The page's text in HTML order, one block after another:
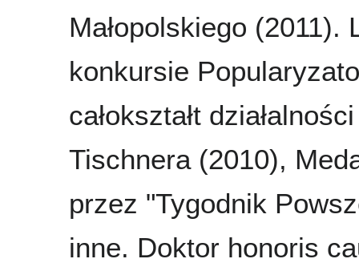
Małopolskiego
konkursie
całokształt
Tischnera (2010),
przez "Tygodnik
inne. Doktor honoris